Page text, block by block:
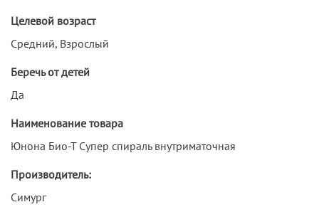
Целевой возраст
Средний, Взрослый
Беречь от детей
Да
Наименование товара
Юнона Био-Т Супер спираль внутриматочная
Производитель:
Симург